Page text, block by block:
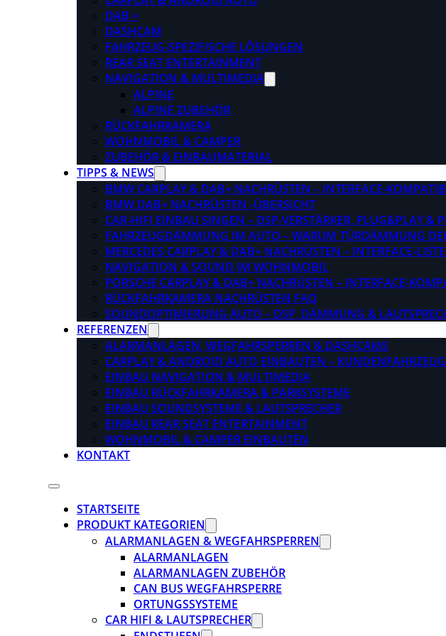
DAB +
DASHCAM
FAHRZEUG-SPEZIFISCHE LÖSUNGEN
REAR SEAT ENTERTAINMENT
NAVIGATION & MULTIMEDIA
ALPINE
ALPINE ZUBEHÖR
RÜCKFAHRKAMERA
WOHNMOBIL & CAMPER
ZUBEHÖR & EINBAUMATERIAL
TIPPS & NEWS
BMW CARPLAY & DAB+ NACHRÜSTEN – INTERFACE-
BMW DAB+ NACHRÜSTEN -ÜBERSICHT
CAR-HIFI EINBAU SINGEN – DSP-VERSTÄRKER, PLUG&PLAY &
FAHRZEUGDÄMMUNG IM AUTO – WARUM TÜRDÄMMUNG
MERCEDES CARPLAY & DAB+ NACHRÜSTEN – INTERFACE-
NAVIGATION & SOUND IM WOHNMOBIL
PORSCHE CARPLAY & DAB+ NACHRÜSTEN – INTERFACE-
RÜCKFAHRKAMERA NACHRÜSTEN FAQ
SOUNDOPTIMIERUNG AUTO – DSP, DÄMMUNG &
REFERENZEN
ALARMANLAGEN, WEGFAHRSPERREN & DASHCAMS
CARPLAY & ANDROID AUTO EINBAUTEN –
EINBAU NAVIGATION & MULTIMEDIA
EINBAU RÜCKFAHRKAMERA & PARKSYSTEME
EINBAU SOUNDSYSTEME & LAUTSPRECHER
EINBAU REAR SEAT ENTERTAINMENT
WOHNMOBIL & CAMPER EINBAUTEN
KONTAKT
STARTSEITE
PRODUKT KATEGORIEN
ALARMANLAGEN & WEGFAHRSPERREN
ALARMANLAGEN
ALARMANLAGEN ZUBEHÖR
CAN BUS WEGFAHRSPERRE
ORTUNGSSYSTEME
CAR HIFI & LAUTSPRECHER